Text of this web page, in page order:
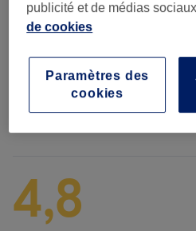
Offre Du Moment
Yoga Du Visage (5)
4,8
publicité et de médias
de cookies
Paramètres des
cookies